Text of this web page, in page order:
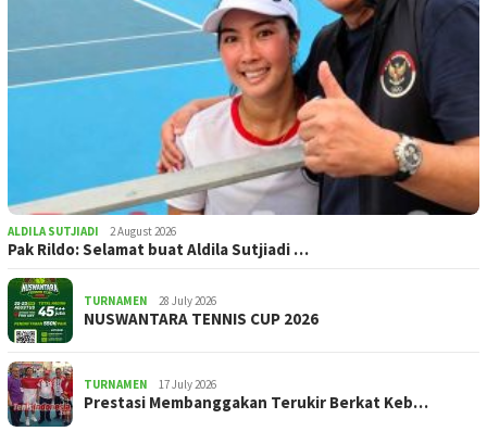
ALDILA SUTJIADI 2 August 2026
Pak Rildo: Selamat buat Aldila Sutjiadi …
TURNAMEN 28 July 2026
NUSWANTARA TENNIS CUP 2026
TURNAMEN 17 July 2026
Prestasi Membanggakan Terukir Berkat Keb…